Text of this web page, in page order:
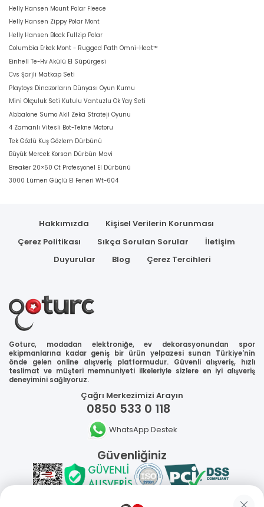
Helly Hansen Mount Polar Fleece
Helly Hansen Zippy Polar Mont
Helly Hansen Block Fullzip Polar
Columbia Erkek Mont - Rugged Path Omni-Heat™
Einhell Te-Hv Akülü El Süpürgesi
Cvs Şarjli Matkap Seti
Playtoys Dinazorların Dünyası Oyun Kumu
Mini Okçuluk Seti Kutulu Vantuzlu Ok Yay Seti
Abbalone Sumo Akil Zeka Strateji Oyunu
4 Zamanlı Vitesli Bot-Tekne Motoru
Tek Gözlü Kuş Gözlem Dürbünü
Büyük Mercek Korsan Dürbün Mavi
Breaker 20×50 Ct Profesyonel El Dürbünü
3000 Lümen Güçlü El Feneri Wt-604
Hakkımızda
Kişisel Verilerin Korunması
Çerez Politikası
Sıkça Sorulan Sorular
İletişim
Duyurular
Blog Çerez Tercihleri
Goturc, modadan elektroniğe, ev dekorasyonundan spor
ekipmanlarına kadar geniş bir ürün yelpazesi sunan Türkiye'nin
önde gelen online alışveriş platformudur. Güvenli alışveriş, hızlı
teslimat ve müşteri memnuniyeti ilkeleriyle sizlere en iyi alışveriş
deneyimini sağlıyoruz.
Çağrı Merkezimizi Arayın
0850 533 0 118
WhatsApp Destek
Güvenliğiniz